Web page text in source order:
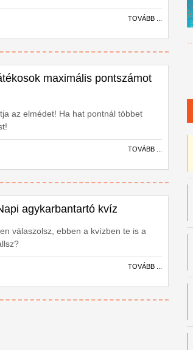
TOVÁBB ...
maximális pontszámot
az elmédet! Ha hat pontnál többet
TOVÁBB ...
agykarbantartó kvíz
válaszolsz, ebben a kvízben te is a
TOVÁBB ...